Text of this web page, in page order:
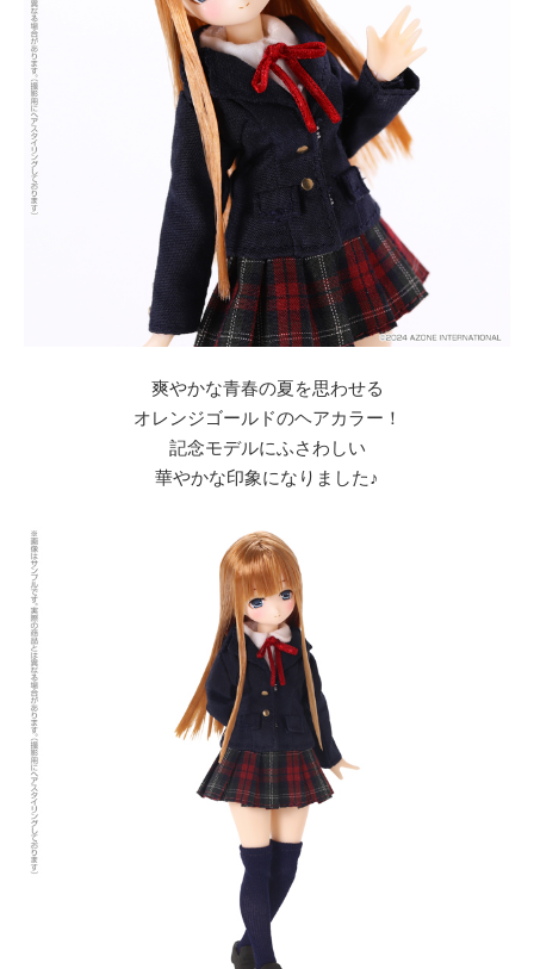
爽やかな青春の夏を思わせる
オレンジゴールドのヘアカラー！
記念モデルにふさわしい
華やかな印象になりました♪